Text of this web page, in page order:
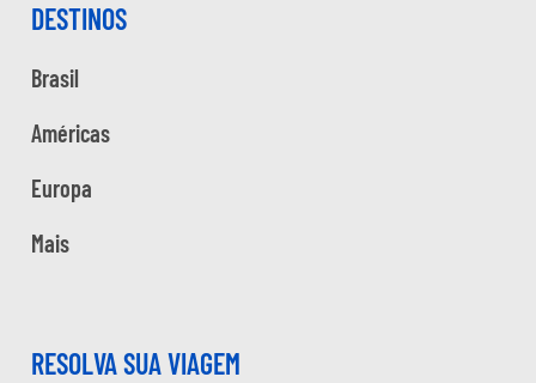
DESTINOS
Brasil
Américas
Europa
Mais
RESOLVA SUA VIAGEM